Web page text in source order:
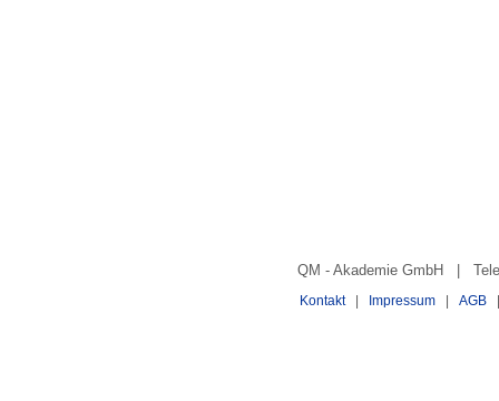
QM - Akademie GmbH |
Kontakt| Impressum AGB